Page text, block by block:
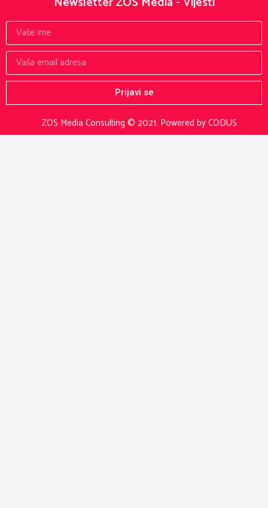
ZOS Media Consulting © 2021. Powered by CODUS
Prijavi se